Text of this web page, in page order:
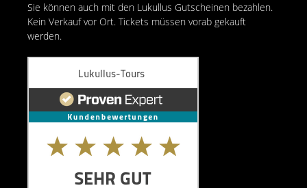
Sie können auch mit den Lukullus Gutscheinen bezahlen.
Kein Verkauf vor Ort. Tickets müssen vorab gekauft
werden.